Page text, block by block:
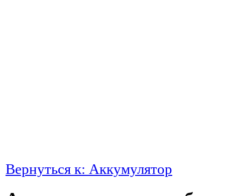
Вернуться к: Аккумулятор